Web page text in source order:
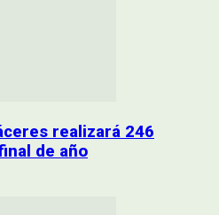
realizará 246
de año